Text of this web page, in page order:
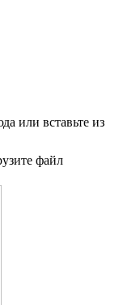
или вставьте из
файл